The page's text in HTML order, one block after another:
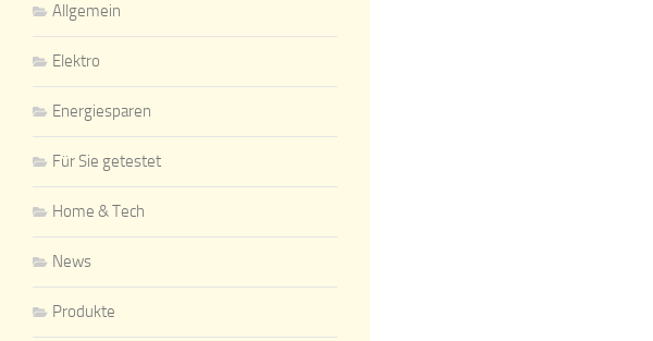
Allgemein
Elektro
Energiesparen
Für Sie getestet
Home & Tech
News
Produkte